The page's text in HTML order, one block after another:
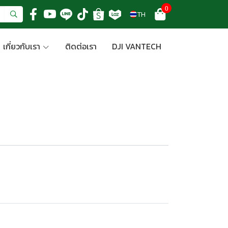
TH
0
เกี่ยวกับเรา ติดต่อเรา DJI VANTECH